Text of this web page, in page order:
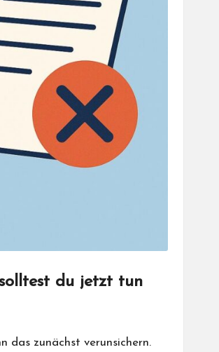
du jetzt tun
das zunächst verunsichern.